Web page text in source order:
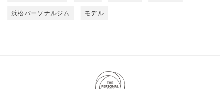
浜松パーソナルジム モデル